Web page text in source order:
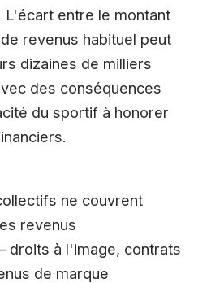
L'écart entre le montant
revenus habituel peut
dizaines de milliers
des conséquences
du sportif à honorer
ne couvrent
revenus
droits à l'image, contrats
de marque